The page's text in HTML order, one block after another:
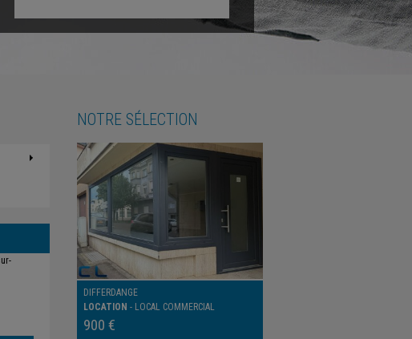
NOTRE SÉLECTION
DIFFERDANGE
LOCATION - LOCAL COMMERCIAL
900 €